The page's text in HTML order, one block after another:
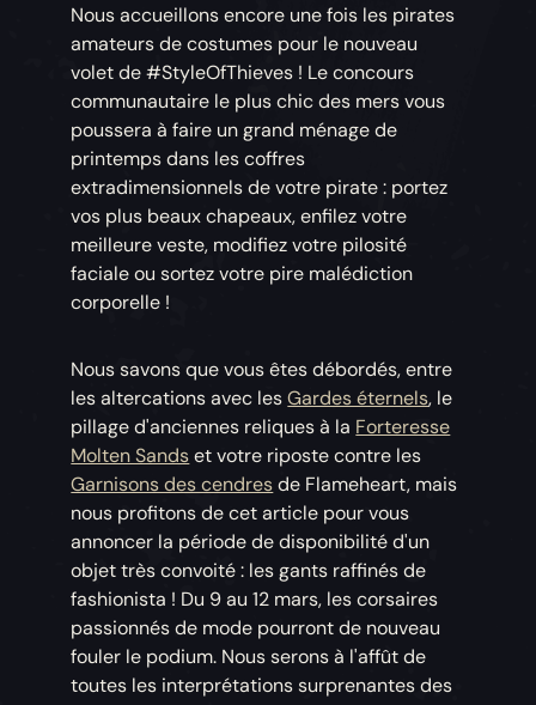
Nous accueillons encore une fois les pirates
amateurs de costumes pour le nouveau
volet de #StyleOfThieves ! Le concours
communautaire le plus chic des mers vous
poussera à faire un grand ménage de
printemps dans les coffres
extradimensionnels de votre pirate : portez
vos plus beaux chapeaux, enfilez votre
meilleure veste, modifiez votre pilosité
faciale ou sortez votre pire malédiction
corporelle !
Nous savons que vous êtes débordés, entre
les altercations avec lesGardes éternels, le
pillage d'anciennes reliques à la Forteresse
Molten Sandset votre riposte contre les
Garnisons des cendresde Flameheart, mais
nous profitons de cet article pour vous
annoncer la période de disponibilité d'un
objet très convoité : les gants raffinés de
fashionista ! Du 9 au 12 mars, les corsaires
passionnés de mode pourront de nouveau
fouler le podium. Nous serons à l'affût de
toutes les interprétations surprenantes des